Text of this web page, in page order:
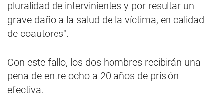
pluralidad de intervinientes y por resultar un
grave daño a la salud de la víctima, en calidad
de coautores".
Con este fallo, los dos hombres recibirán una
pena de entre ocho a 20 años de prisión
efectiva.